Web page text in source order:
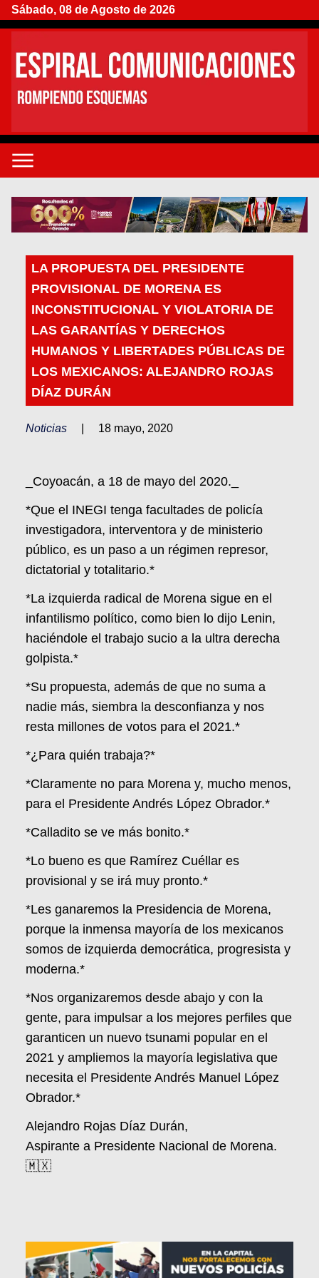
Sábado, 08 de Agosto de 2026
LA PROPUESTA DEL PRESIDENTE
PROVISIONAL DE MORENA ES
INCONSTITUCIONAL Y VIOLATORIA DE
LAS GARANTÍAS Y DERECHOS
HUMANOS Y LIBERTADES PÚBLICAS DE
LOS MEXICANOS: ALEJANDRO ROJAS
DÍAZ DURÁN
Noticias 18 mayo, 2020
_Coyoacán, a 18 de mayo del 2020._
*Que el INEGI tenga facultades de policía
investigadora, interventora y de ministerio
público, es un paso a un régimen represor,
dictatorial y totalitario.*
*La izquierda radical de Morena sigue en el
infantilismo político, como bien lo dijo Lenin,
haciéndole el trabajo sucio a la ultra derecha
golpista.*
*Su propuesta, además de que no suma a
nadie más, siembra la desconfianza y nos
resta millones de votos para el 2021.*
*¿Para quién trabaja?*
*Claramente no para Morena y, mucho menos,
para el Presidente Andrés López Obrador.*
*Calladito se ve más bonito.*
*Lo bueno es que Ramírez Cuéllar es
provisional y se irá muy pronto.*
*Les ganaremos la Presidencia de Morena,
porque la inmensa mayoría de los mexicanos
somos de izquierda democrática, progresista y
moderna.*
*Nos organizaremos desde abajo y con la
gente, para impulsar a los mejores perfiles que
garanticen un nuevo tsunami popular en el
2021 y ampliemos la mayoría legislativa que
necesita el Presidente Andrés Manuel López
Obrador.*
Alejandro Rojas Díaz Durán,
Aspirante a Presidente Nacional de Morena.
🇲🇽